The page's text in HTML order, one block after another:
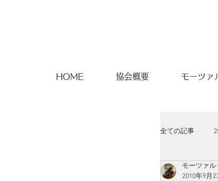
HOME 協会概要 モーツァ
全ての記事
モーツァ
2010年9月